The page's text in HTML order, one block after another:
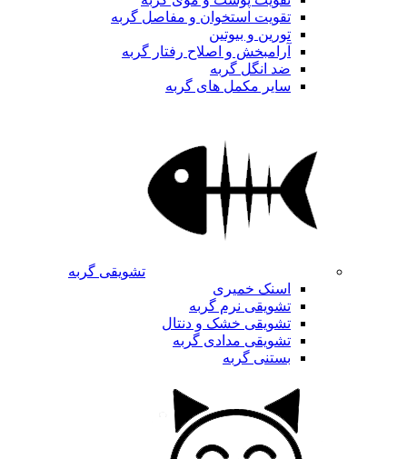
تقویت استخوان و مفاصل گربه
تورین و بیوتین
آرامبخش و اصلاح رفتار گربه
ضد انگل گربه
سایر مکمل های گربه
تشویقی گربه
اسنک خمیری
تشویقی نرم گربه
تشویقی خشک و دنتال
تشویقی مدادی گربه
بستنی گربه